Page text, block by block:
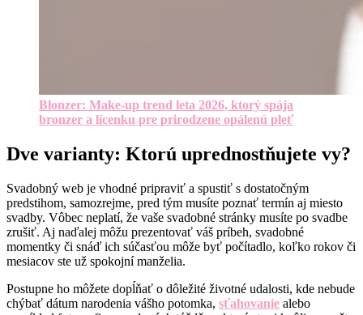
Blonzer: Make-up trend leta 2026, ktorý spája
bronzer a lícenku pre prirodzene opálenú pleť
Dve varianty: Ktorú uprednostňujete vy?
Svadobný web je vhodné pripraviť a spustiť s dostatočným
predstihom, samozrejme, pred tým musíte poznať termín aj miesto
svadby. Vôbec neplatí, že vaše svadobné stránky musíte po svadbe
zrušiť. Aj naďalej môžu prezentovať váš príbeh, svadobné
momentky či snáď ich súčasťou môže byť počítadlo, koľko rokov či
mesiacov ste už spokojní manželia.
Postupne ho môžete dopĺňať o dôležité životné udalosti, kde nebude
chýbať dátum narodenia vášho potomka, sťahovanie alebo